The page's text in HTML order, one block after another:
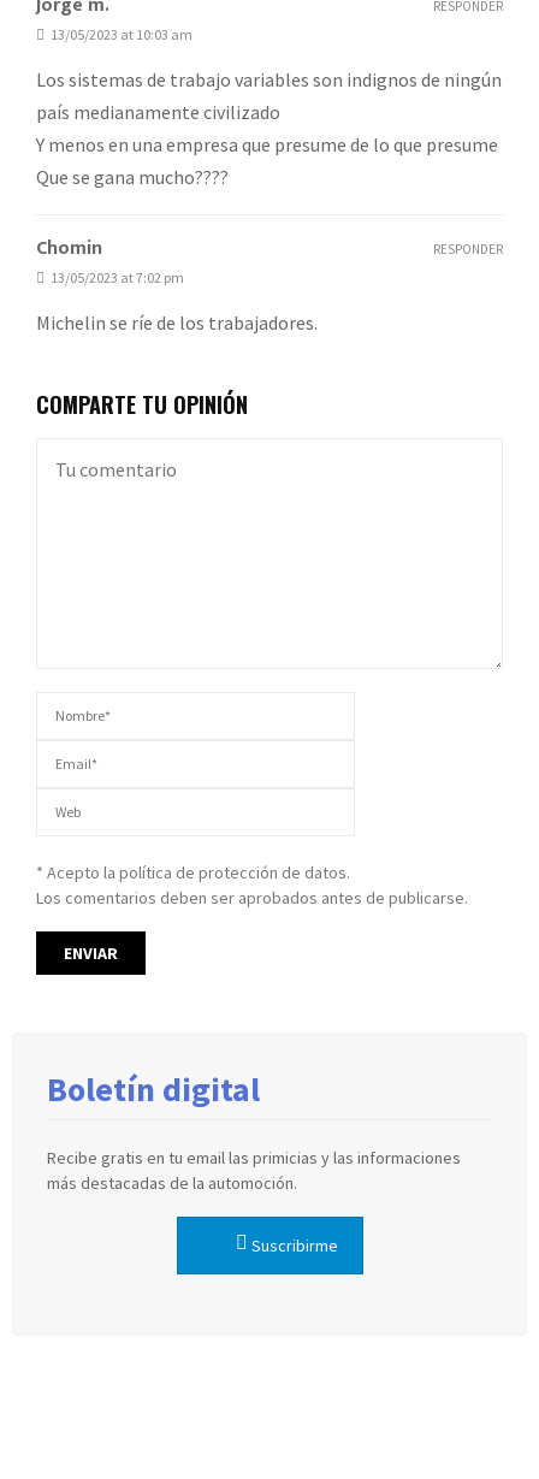
13/05/2023 at 10:03 am
Los sistemas de trabajo variables son indignos de ningún
país medianamente civilizado
Y menos en una empresa que presume de lo que presume
Que se gana mucho????
RESPONDER
Chomin
13/05/2023 at 7:02 pm
Michelin se ríe de los trabajadores.
RESPONDER
COMPARTE TU OPINIÓN
* Acepto la política de protección de datos.
Los comentarios deben ser aprobados antes de publicarse.
Boletín digital
Recibe gratis en tu email las primicias y las informaciones
más destacadas de la automoción.
Suscribirme